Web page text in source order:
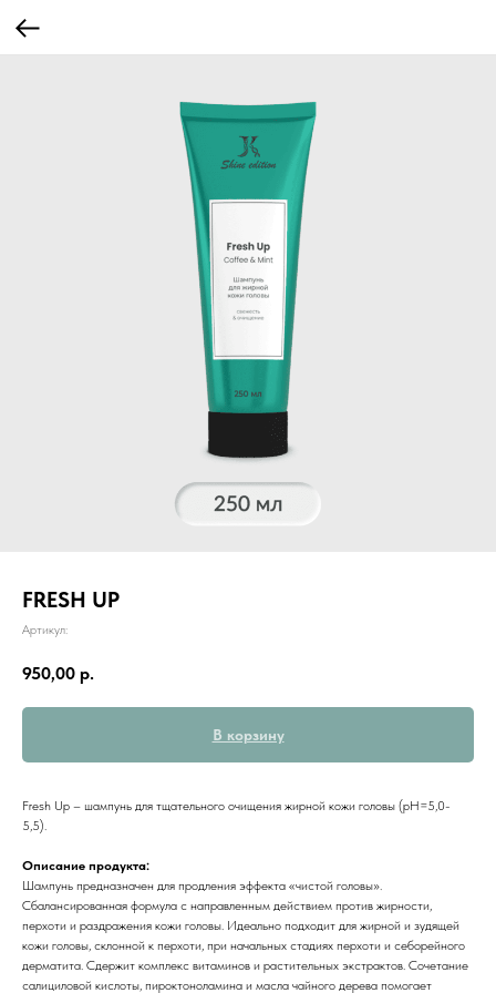
FRESH UP
Артикул:
950,00 р.
В корзину
Fresh Up – шампунь для тщательного очищения жирной кожи головы (pH=5,0-
5,5).
Описание продукта:
Шампунь предназначен для продления эффекта «чистой головы».
Сбалансированная формула с направленным действием против жирности,
перхоти и раздражения кожи головы. Идеально подходит для жирной и зудящей
кожи головы, склонной к перхоти, при начальных стадиях перхоти и себорейного
дерматита. Сдержит комплекс витаминов и растительных экстрактов. Сочетание
салициловой кислоты, пироктоноламина и масла чайного дерева помогает